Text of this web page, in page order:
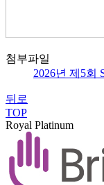
첨부파일
2026년 제5회
뒤로
TOP
Royal Platinum